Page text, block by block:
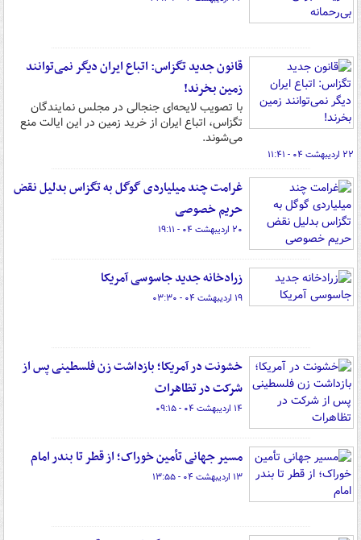
قانون جدید تگزاس: اتباع ایران دیگر نمی‌توانند
زمین بخرند!
با تصویب لایحه‌ای جنجالی در مجلس نمایندگان
تگزاس، اتباع ایران از خرید زمین در این ایالت منع
می‌شوند.
۲۲ اردیبهشت ۰۴ - ۱۱:۴۱
غرامت چند میلیاردی گوگل به تگزاس بدلیل نقض
حریم خصوصی
۲۰ اردیبهشت ۰۴ - ۱۹:۱۱
زرادخانه‌ جدید جاسوسی آمریکا
۱۹ اردیبهشت ۰۴ - ۰۳:۳۰
خشونت در آمریکا؛ بازداشت زن فلسطینی پس از
شرکت در تظاهرات
۱۴ اردیبهشت ۰۴ - ۰۹:۱۵
مسیر جهانی تأمین خوراک؛ از قطر تا بندر امام
۱۳ اردیبهشت ۰۴ - ۱۳:۵۵